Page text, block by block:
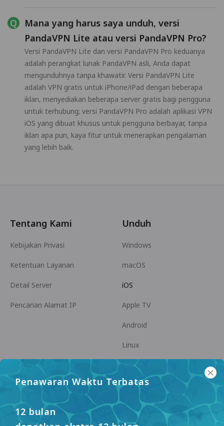
Mana yang harus saya unduh, versi
PandaVPN Lite atau versi PandaVPN Pro?
Versi PandaVPN Lite dan versi PandaVPN Pro keduanya
adalah perangkat lunak PandaVPN asli, Anda dapat
mengunduhnya tanpa khawatir. Versi PandaVPN Lite
adalah VPN gratis untuk iPhone/iPad dengan beberapa
iklan, menyediakan beberapa server gratis bagi pengguna
untuk terhubung; versi PandaVPN Pro adalah aplikasi VPN
iOS yang dibuat khusus untuk pengguna berbayar, tanpa
iklan apa pun, kaya fitur untuk menerapkan pengalaman
yang lebih baik.
Penawaran Waktu Terbatas
12 bulan
Tentang Kami
Kebijakan Privasi
Ketentuan Layanan
Detail Server
Pencarian Alamat IP
Unduh
Windows
macOS
iOS
Apple TV
Android
Linux
Android TV
Pusat Bantuan
panda7x24@gmail.com
Kerja Sama
Menjadi Afiliasi